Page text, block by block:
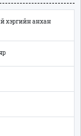
хэргийн анхан